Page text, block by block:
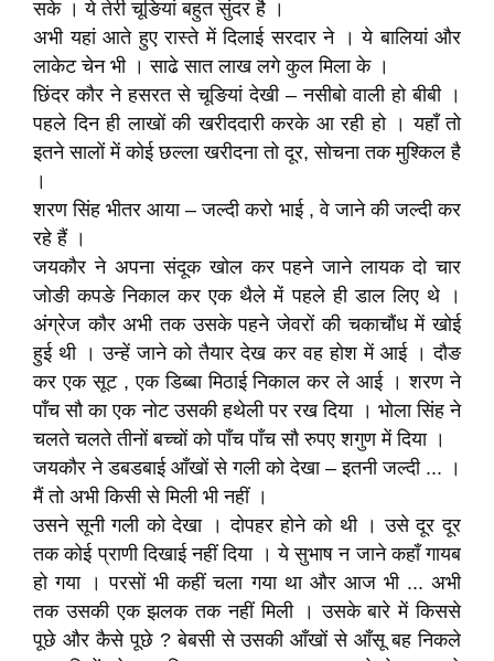
सके । ये तेरी चूङियां बहुत सुंदर है ।
अभी यहां आते हुए रास्ते में दिलाई सरदार ने । ये बालियां और
लाकेट चेन भी । साढे सात लाख लगे कुल मिला के ।
छिंदर कौर ने हसरत से चूङियां देखी – नसीबो वाली हो बीबी ।
पहले दिन ही लाखों की खरीददारी करके आ रही हो । यहाँ तो
इतने सालों में कोई छल्ला खरीदना तो दूर, सोचना तक मुश्किल है
।
शरण सिंह भीतर आया – जल्दी करो भाई , वे जाने की जल्दी कर
रहे हैं ।
जयकौर ने अपना संदूक खोल कर पहने जाने लायक दो चार
जोङी कपङे निकाल कर एक थैले में पहले ही डाल लिए थे ।
अंग्रेज कौर अभी तक उसके पहने जेवरों की चकाचौंध में खोई
हुई थी । उन्हें जाने को तैयार देख कर वह होश में आई । दौङ
कर एक सूट , एक डिब्बा मिठाई निकाल कर ले आई । शरण ने
पाँच सौ का एक नोट उसकी हथेली पर रख दिया । भोला सिंह ने
चलते चलते तीनों बच्चों को पाँच पाँच सौ रुपए शगुण में दिया ।
जयकौर ने डबडबाई आँखों से गली को देखा – इतनी जल्दी ... ।
मैं तो अभी किसी से मिली भी नहीं ।
उसने सूनी गली को देखा । दोपहर होने को थी । उसे दूर दूर
तक कोई प्राणी दिखाई नहीं दिया । ये सुभाष न जाने कहाँ गायब
हो गया । परसों भी कहीं चला गया था और आज भी ... अभी
तक उसकी एक झलक तक नहीं मिली । उसके बारे में किससे
पूछे और कैसे पूछे ? बेबसी से उसकी आँखों से आँसू बह निकले